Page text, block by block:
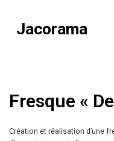
Jacorama
Fresque «
Création et réalisation d’une